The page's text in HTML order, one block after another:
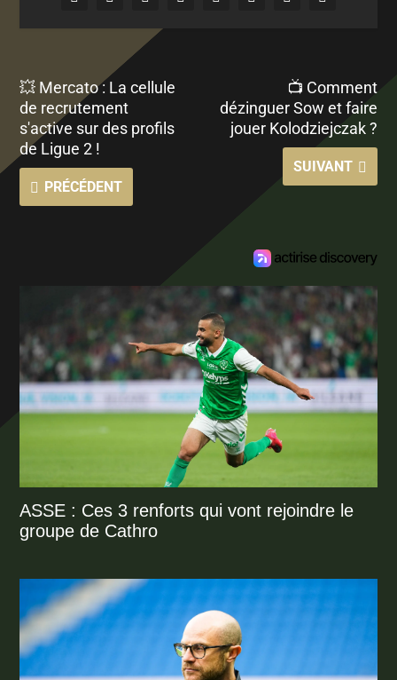
💥 Mercato : La cellule
de recrutement
s'active sur des profils
de Ligue 2 !
PRÉCÉDENT
📺 Comment
dézinguer Sow et faire
jouer Kolodziejczak ?
SUIVANT
ASSE : Ces 3 renforts qui vont rejoindre le
groupe de Cathro